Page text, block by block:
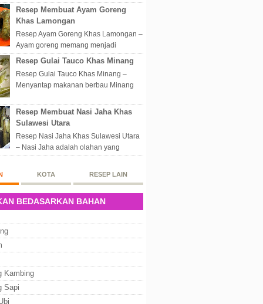
masakan Palembang yang berbau
olahan laut, maka kali kita akan
Resep Membuat Ayam Goreng
Khas Lamongan
Resep Ayam Goreng Khas Lamongan –
Ayam goreng memang menjadi
makanan spesial di Indonesia.
Walaupun sederhana, mengingat
proses pembuatanny...
Resep Gulai Tauco Khas Minang
Resep Gulai Tauco Khas Minang –
Menyantap makanan berbau Minang
ketempatnya. Sekarang dengan
banyaknya...
Resep Membuat Nasi Jaha Khas
Sulawesi Utara
Resep Nasi Jaha Khas Sulawesi Utara
– Nasi Jaha adalah olahan yang
merupakan perpaduan antara beras
KOTA RESEP LAIN
BEDASARKAN BAHAN
Kambing
Sapi